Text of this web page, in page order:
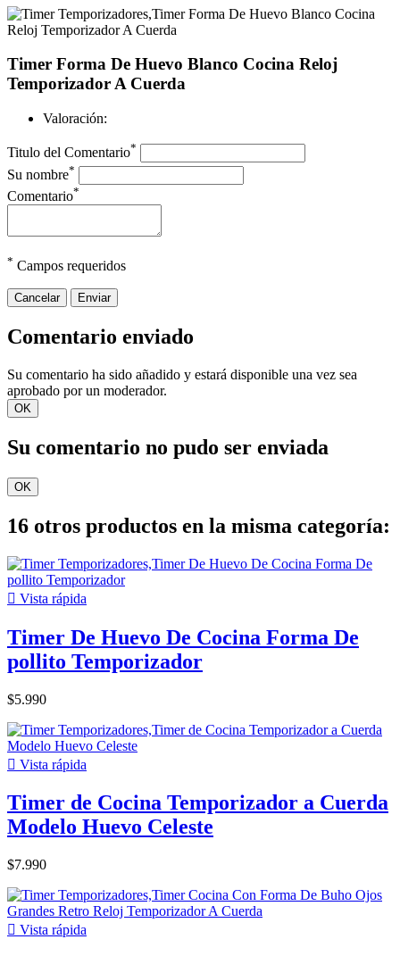
Timer Forma De Huevo Blanco Cocina Reloj
Temporizador A Cuerda
Valoración:
Titulo del Comentario*
Su nombre*
Comentario*
* Campos requeridos
Cancelar Enviar
Comentario enviado
Su comentario ha sido añadido y estará disponible una vez sea
aprobado por un moderador.
OK
Su comentario no pudo ser enviada
OK
16 otros productos en la misma categoría:
 Vista rápida
Timer De Huevo De Cocina Forma De
pollito Temporizador
$5.990
 Vista rápida
Timer de Cocina Temporizador a Cuerda
Modelo Huevo Celeste
$7.990
 Vista rápida